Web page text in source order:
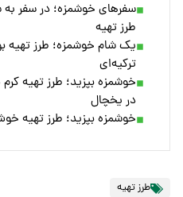
سفرهای خوشمزه؛ در سفر به
طرز تهیه
یک شام خوشمزه؛ طرز تهیه
ترکیه‌ای
خوشمزه بپزید؛ طرز تهیه
در یخچال
خوشمزه بپزید؛ طرز تهیه
طرز تهیه